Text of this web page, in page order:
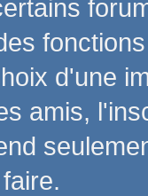
fonctions
d'une
amis,